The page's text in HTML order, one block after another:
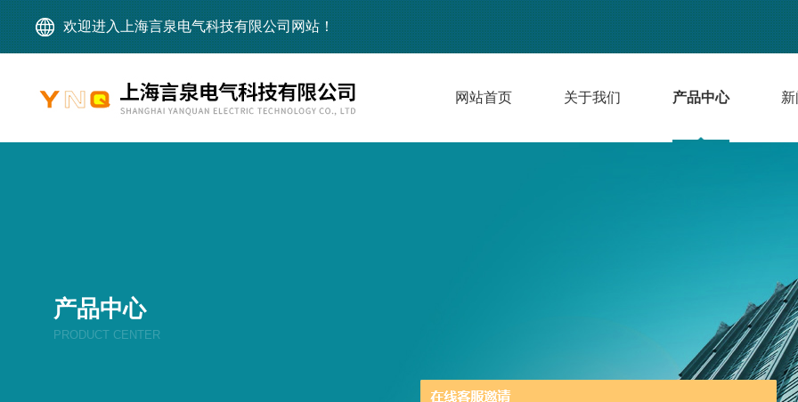
欢迎进入上海言泉电气科技有限公司网站！
网站首页 关于我们 产品中心
产品中心
PRODUCT CENTER